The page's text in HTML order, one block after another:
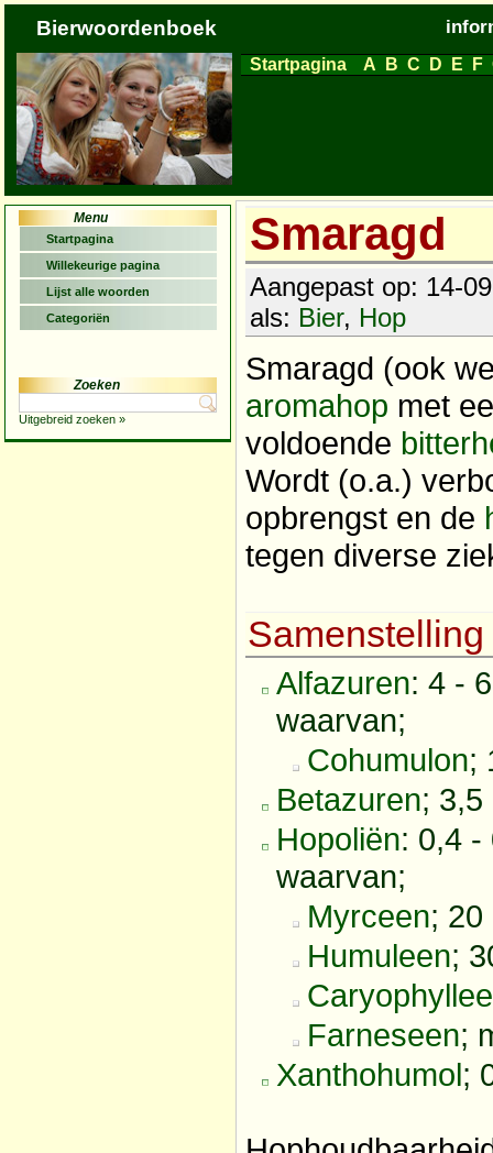
Bierwoordenboek
Startpagina A B C D E F
Menu
Startpagina
Willekeurige pagina
Lijst alle woorden
Categoriën
Zoeken
Uitgebreid zoeken »
Smaragd
Aangepast op: 14-
als: Bier, Hop
Smaragd (ook
aromahop met
voldoende
Wordt (o.a.)
opbrengst en de
tegen diverse
Samenstelling
Alfazuren: 4 -
waarvan;
Cohumulon;
Betazuren; 3,5
Hopoliën: 0,4 -
waarvan;
Myrceen; 20
Humuleen;
Farneseen;
Xanthohumol;